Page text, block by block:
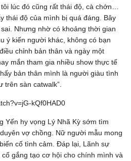
lúc đó cũng rất thái độ, cà chớn…
thái độ của mình bị quá đáng. Bây
Nhưng nhờ có khoảng thời gian
ý kiến người khác, không có bạn
chỉnh bản thân và ngày một
mắn tham gia nhiều show thực tế
bản thân mình là người giàu tình
sàn catwalk”.
kQf0HAD0
Yến hy vọng Lý Nhã Kỳ sớm tìm
vợ chồng. Nữ người mẫu mong
cố tình cảm. Đáp lại, Lãnh sự
gắng tạo cơ hội cho chính mình và